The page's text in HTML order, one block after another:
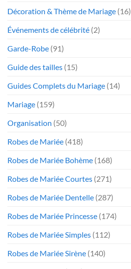
Décoration & Thème de Mariage (16)
Événements de célébrité (2)
Garde-Robe (91)
Guide des tailles (15)
Guides Complets du Mariage (14)
Mariage (159)
Organisation (50)
Robes de Mariée (418)
Robes de Mariée Bohème (168)
Robes de Mariée Courtes (271)
Robes de Mariée Dentelle (287)
Robes de Mariée Princesse (174)
Robes de Mariée Simples (112)
Robes de Mariée Sirène (140)